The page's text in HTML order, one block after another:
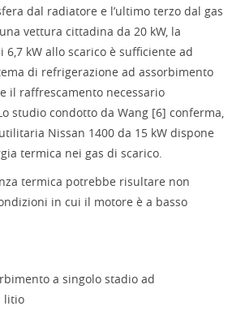
dal radiatore e l’ultimo terzo dal gas
vettura cittadina da 20 kW, la
6,7 kW allo scarico è sufficiente ad
di refrigerazione ad assorbimento
il raffrescamento necessario
studio condotto da Wang [6] conferma,
Nissan 1400 da 15 kW dispone
termica nei gas di scarico.
termica potrebbe risultare non
in cui il motore è a basso
a singolo stadio ad
litio